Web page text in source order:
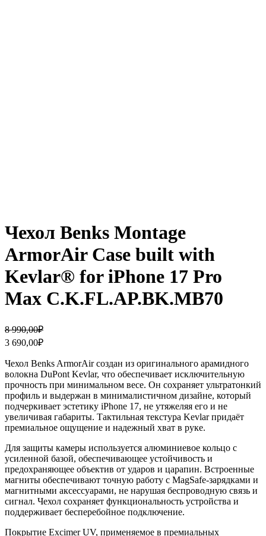
Чехол Benks Montage
ArmorAir Case built with
Kevlar® for iPhone 17 Pro
Max C.K.FL.AP.BK.MB70
8 990,00₽
Первоначальная
цена
составляла
8
990,00₽.
3 690,00₽
Текущая
цена:
3
690,00₽.
Чехол Benks ArmorAir создан из оригинального арамидного
волокна DuPont Kevlar, что обеспечивает исключительную
прочность при минимальном весе. Он сохраняет ультратонкий
профиль и выдержан в минималистичном дизайне, который
подчеркивает эстетику iPhone 17, не утяжеляя его и не
увеличивая габариты. Тактильная текстура Kevlar придаёт
премиальное ощущение и надежный хват в руке.
Для защиты камеры используется алюминиевое кольцо с
усиленной базой, обеспечивающее устойчивость и
предохраняющее объектив от ударов и царапин. Встроенные
магниты обеспечивают точную работу с MagSafe-зарядками и
магнитными аксессуарами, не нарушая беспроводную связь и
сигнал. Чехол сохраняет функциональность устройства и
поддерживает бесперебойное подключение.
Покрытие Excimer UV, применяемое в премиальных